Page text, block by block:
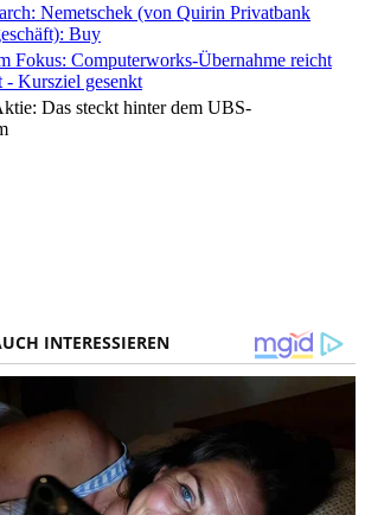
Nemetschek (von Quirin Privatbank
Buy
Fokus: Computerworks-Übernahme reicht
Kursziel gesenkt
Das steckt hinter dem UBS-